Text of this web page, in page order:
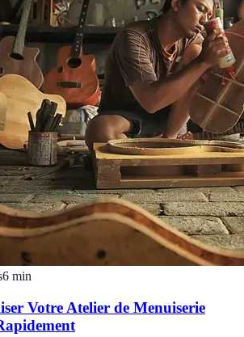
6 min
Votre Atelier de Menuiserie